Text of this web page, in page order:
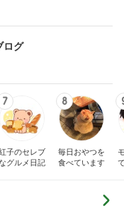
ログ
7
子のセレブ
グルメ日記
8
毎日おやつを
食べています